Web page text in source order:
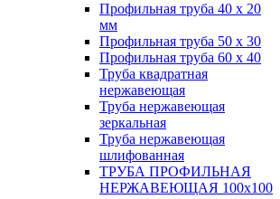
Профильная труба 40 х 20
мм
Профильная труба 50 х 30
Профильная труба 60 х 40
Труба квадратная
нержавеющая
Труба нержавеющая
зеркальная
Труба нержавеющая
шлифованная
ТРУБА ПРОФИЛЬНАЯ
НЕРЖАВЕЮЩАЯ 100х100